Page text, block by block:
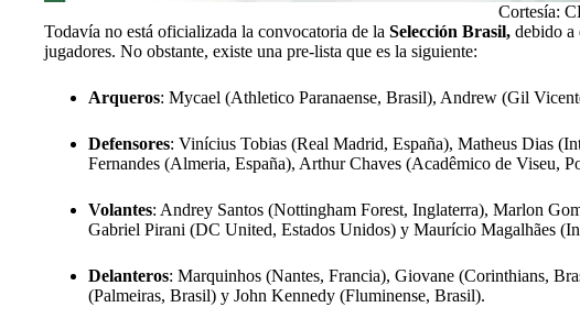
Cortesía:
Todavía no está oficializada la convocatoria de la Selección Brasil, debido a
jugadores. No obstante, existe una pre-lista que es la siguiente:
Arqueros: Mycael (Athletico Paranaense, Brasil), Andrew (Gil
Defensores: Vinícius Tobias (Real Madrid, España), Matheus Dias
Fernandes (Almeria, España), Arthur Chaves (Acadêmico de Viseu,
Volantes: Andrey Santos (Nottingham Forest, Inglaterra), Marlon
Gabriel Pirani (DC United, Estados Unidos) y Maurício Magalhães
Delanteros: Marquinhos (Nantes, Francia), Giovane (Corinthians,
(Palmeiras, Brasil) y John Kennedy (Fluminense, Brasil).